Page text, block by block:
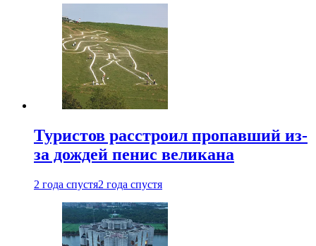
Туристов расстроил пропавший из-
за дождей пенис великана
2 года спустя2 года спустя